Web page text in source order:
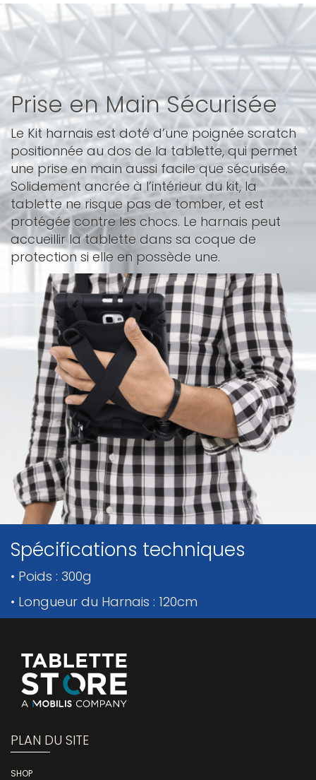
Prise en Main Sécurisée
Le Kit harnais est doté d’une poignée scratch
positionnée au dos de la tablette, qui permet
une prise en main aussi facile que sécurisée.
Solidement ancrée à l’intérieur du kit, la
tablette ne risque pas de tomber, et est
protégée contre les chocs. Le harnais peut
accueillir la tablette dans sa coque de
protection si elle en possède une.
Spécifications techniques
• Poids : 300g
• Longueur du Harnais : 120cm
PLAN DU SITE
SHOP